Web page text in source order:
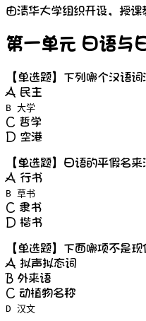
由清华大学组织开设，授
第一单元 日语与
【单选题】下列哪个汉语
A 民主
B 大学
C 哲学
D 空港
【单选题】日语的平假名
A 行书
B 草书
C 隶书
D 楷书
【单选题】下面哪项不是
A 拟声拟态词
B 外来语
C 动植物名称
D 汉文